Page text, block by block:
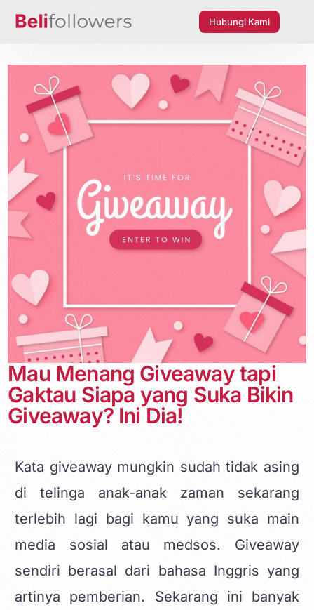
Hubungi Kami
Mau Menang Giveaway tapi
Gaktau Siapa yang Suka Bikin
Giveaway? Ini Dia!
Kata giveaway mungkin sudah tidak asing
di telinga anak-anak zaman sekarang
terlebih lagi bagi kamu yang suka main
media sosial atau medsos. Giveaway
sendiri berasal dari bahasa Inggris yang
artinya pemberian. Sekarang ini banyak